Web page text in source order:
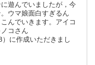
遊んでいましたが，今
ウマ娘面白すぎるん
んでいきます。アイコ
コさん
）に作成いただきまし